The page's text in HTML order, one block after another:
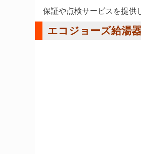
保証や点検サービスを提供
エコジョーズ給湯